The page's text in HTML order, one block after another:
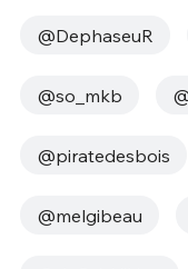
@DephaseuR
@so_mkb
@piratedesbois
@melgibeau